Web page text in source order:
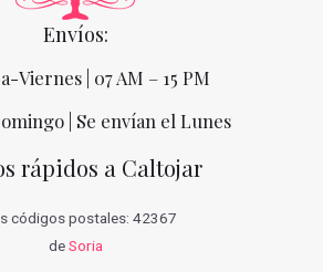
Envíos:
Viernes | 07 AM – 15 PM
| Se envían el Lunes
rápidos a Caltojar
códigos postales: 42367
deSoria